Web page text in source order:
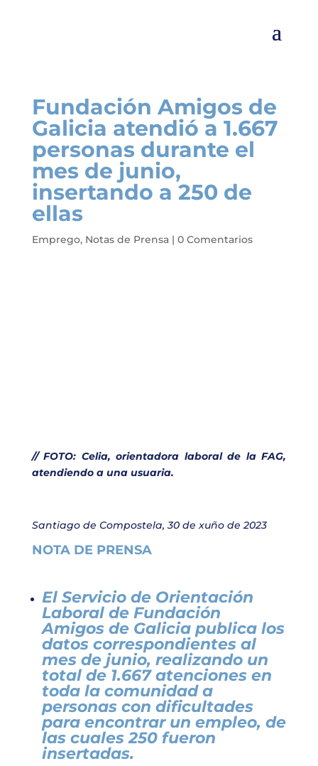
Fundación Amigos de
Galicia atendió a 1.667
personas durante el
mes de junio,
insertando a 250 de
ellas
Emprego, Notas de Prensa| 0 Comentarios
// FOTO: Celia, orientadora laboral de la FAG,
atendiendo a una usuaria.
Santiago de Compostela, 30 de xuño de 2023
NOTA DE PRENSA
El Servicio de Orientación
Laboral de Fundación
Amigos de Galicia publica los
datos correspondientes al
mes de junio, realizando un
total de 1.667 atenciones en
toda la comunidad a
personas con dificultades
para encontrar un empleo, de
las cuales 250 fueron
insertadas.